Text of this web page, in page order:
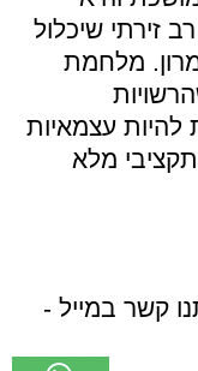
זירתי שיכלול
מלחמת
להיות עצמאיות
תקציבי מלא
קשר במייל -